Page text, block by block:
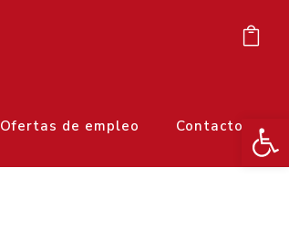
Ofertas de empleo Contacto